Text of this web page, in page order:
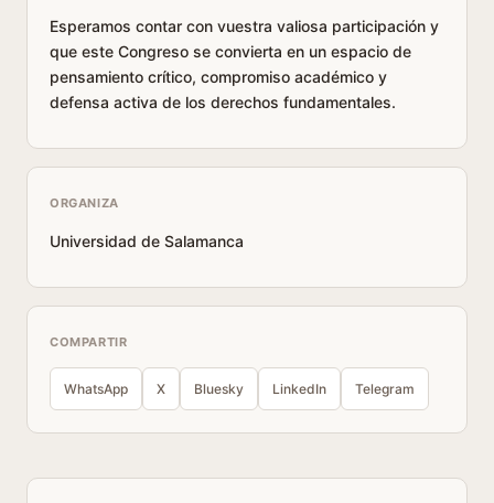
Esperamos contar con vuestra valiosa participación y
que este Congreso se convierta en un espacio de
pensamiento crítico, compromiso académico y
defensa activa de los derechos fundamentales.
ORGANIZA
Universidad de Salamanca
COMPARTIR
WhatsApp X Bluesky LinkedIn Telegram